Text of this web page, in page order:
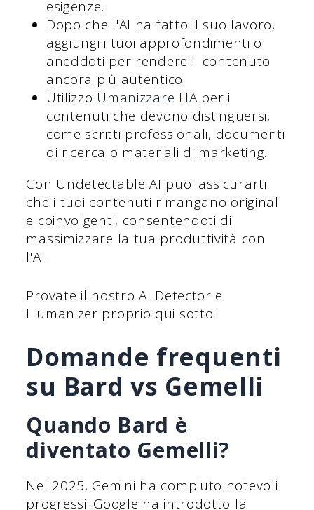
esigenze.
Dopo che l'AI ha fatto il suo lavoro,
aggiungi i tuoi approfondimenti o
aneddoti per rendere il contenuto
ancora più autentico.
Utilizzo Umanizzare l'IAper i
contenuti che devono distinguersi,
come scritti professionali, documenti
di ricerca o materiali di marketing.
Con Undetectable AI puoi assicurarti
che i tuoi contenuti rimangano originali
e coinvolgenti, consentendoti di
massimizzare la tua produttività con
l'AI.
Provate il nostro AI Detector e
Humanizer proprio qui sotto!
Domande frequenti
su Bard vs Gemelli
Quando Bard è
diventato Gemelli?
Nel 2025, Gemini ha compiuto notevoli
progressi: Google ha introdotto la